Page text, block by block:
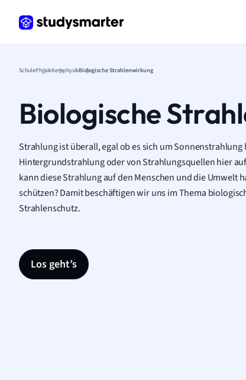
SchulePhysikKernphysikBiologische Strahlenwirkung
Biologische
Strahlung ist überall, egal ob es sich um
Hintergrundstrahlung oder von Strahlungsquellen hier
kann diese Strahlung auf den Menschen und die Umwelt
schützen? Damit beschäftigen wir uns im Thema
Strahlenschutz.
Los geht’s